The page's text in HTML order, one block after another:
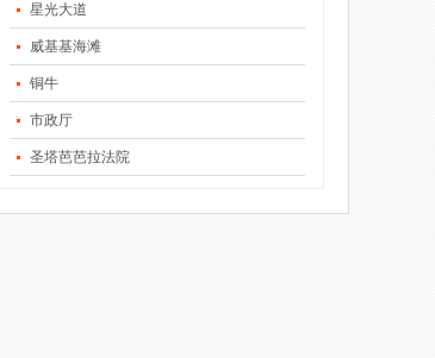
星光大道
威基基海滩
铜牛
市政厅
圣塔芭芭拉法院